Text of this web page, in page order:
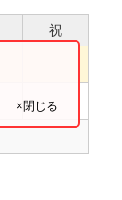
祝
×閉じる